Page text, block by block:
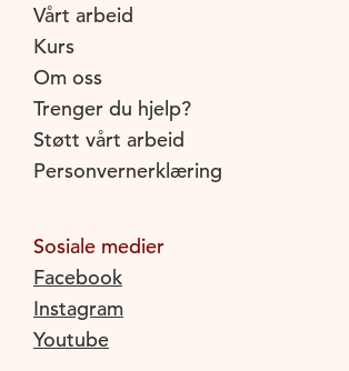
Vårt arbeid
Kurs
Om oss
Trenger du hjelp?
Støtt vårt arbeid
Personvernerklæring
Sosiale medier
Facebook
Instagram
Youtube